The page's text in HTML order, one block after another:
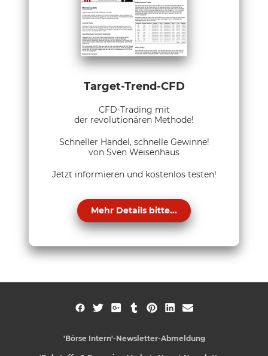
Target-Trend-CFD
CFD-Trading mit
der revolutionären Methode!
Schneller Handel, schnelle Gewinne!
von Sven Weisenhaus
Jetzt informieren und kostenlos testen!
Mehr Details bitte...
'Börse Intern'-Newsletter-Abmeldung